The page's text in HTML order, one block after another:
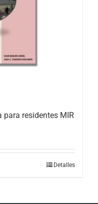
residentes MIR
Detalles